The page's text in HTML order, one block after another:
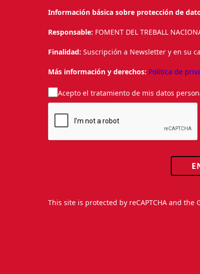
Información básica sobre protección de
Responsable: FOMENT DEL TREBALL
Finalidad: Suscripción a Newsletter y en su
Más información y derechos: Política de
Acepto el tratamiento de mis datos
This site is protected by reCAPTCHA and the